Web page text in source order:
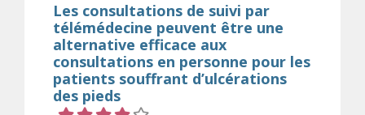
Les consultations de suivi par
télémédecine peuvent être une
alternative efficace aux
consultations en personne pour les
patients souffrant d’ulcérations
des pieds